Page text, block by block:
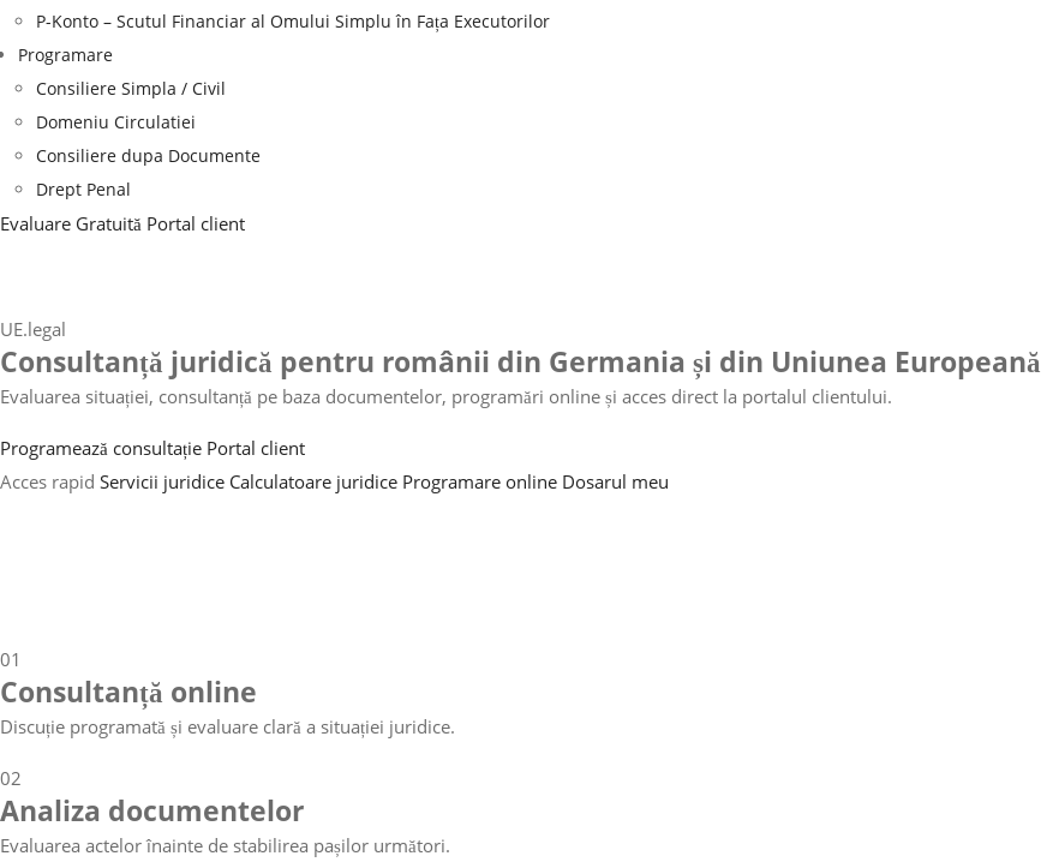
P-Konto – Scutul Financiar al Omului Simplu în Fața Executorilor
Programare
Consiliere Simpla / Civil
Domeniu Circulatiei
Consiliere dupa Documente
Drept Penal
Evaluare Gratuită Portal client
UE.legal
Consultanță juridică pentru românii din Germania și din Uniunea Europeană
Evaluarea situației, consultanță pe baza documentelor, programări online și acces direct la portalul clientului.
Programează consultație Portal client
Acces rapid Servicii juridice Calculatoare juridice Programare online Dosarul meu
01
Consultanță online
Discuție programată și evaluare clară a situației juridice.
02
Analiza documentelor
Evaluarea actelor înainte de stabilirea pașilor următori.